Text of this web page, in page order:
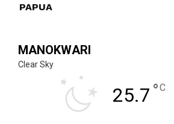
PAPUA
MANOKWARI
Clear Sky
25.7 °C